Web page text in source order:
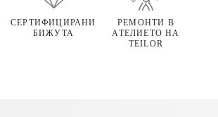
СЕРТИФИЦИРАНИ
БИЖУТА
РЕМОНТИ В
АТЕЛИЕТО НА
TEILOR